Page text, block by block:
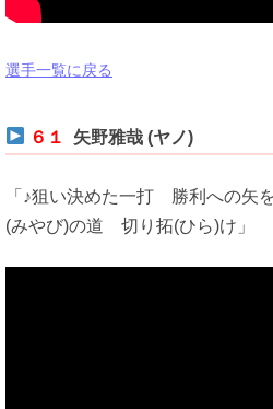
選手一覧に戻る
６１ 矢野雅哉 (ヤノ)
「♪狙い決めた一打 勝利への
(みやび)の道 切り拓(ひら)け」